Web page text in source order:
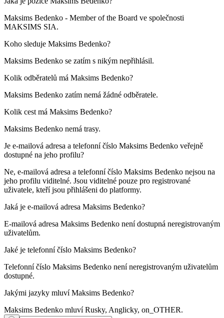
Maksims Bedenko - Member of the Board ve společnosti
MAKSIMS SIA.
Koho sleduje Maksims Bedenko?
Maksims Bedenko se zatím s nikým nepřihlásil.
Kolik odběratelů má Maksims Bedenko?
Maksims Bedenko zatím nemá žádné odběratele.
Kolik cest má Maksims Bedenko?
Maksims Bedenko nemá trasy.
Je e-mailová adresa a telefonní číslo Maksims Bedenko veřejně
dostupné na jeho profilu?
Ne, e-mailová adresa a telefonní číslo Maksims Bedenko nejsou na
jeho profilu viditelné. Jsou viditelné pouze pro registrované
uživatele, kteří jsou přihlášeni do platformy.
Jaká je e-mailová adresa Maksims Bedenko?
E-mailová adresa Maksims Bedenko není dostupná neregistrovaným
uživatelům.
Jaké je telefonní číslo Maksims Bedenko?
Telefonní číslo Maksims Bedenko není neregistrovaným uživatelům
dostupné.
Jakými jazyky mluvíMaksims Bedenko?
Maksims Bedenko mluvíRusky, Anglicky, on_OTHER.